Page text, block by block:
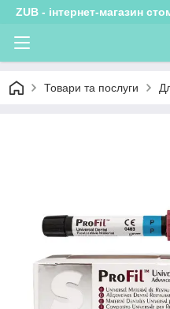
ZUB - інтернет-магазин
Товари та послуги